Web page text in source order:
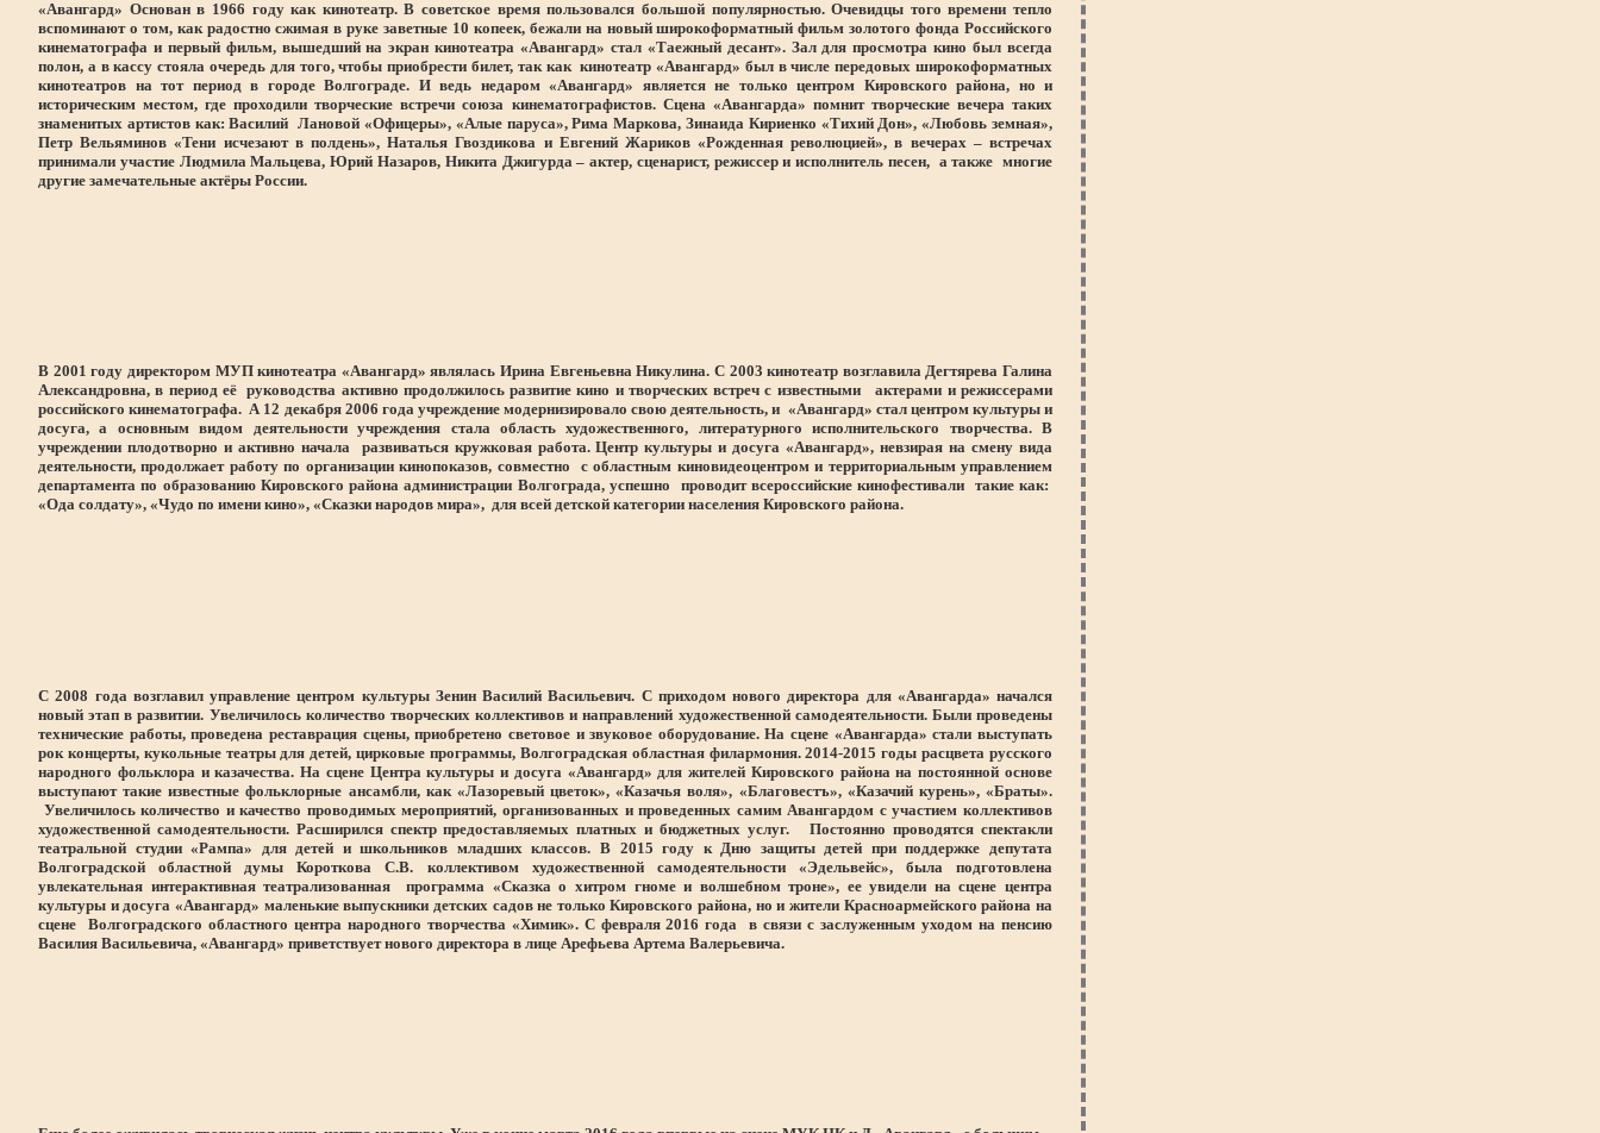
«Авангард» Основан в 1966 году как кинотеатр. В советское время пользовался большой популярностью. Очевидцы того времени тепло
вспоминают о том, как радостно сжимая в руке заветные 10 копеек, бежали на новый широкоформатный фильм золотого фонда Российского
кинематографа и первый фильм, вышедший на экран кинотеатра «Авангард» стал «Таежный десант». Зал для просмотра кино был всегда
полон, а в кассу стояла очередь для того, чтобы приобрести билет, так как кинотеатр «Авангард» был в числе передовых широкоформатных
кинотеатров на тот период в городе Волгограде. И ведь недаром «Авангард» является не только центром Кировского района, но и
историческим местом, где проходили творческие встречи союза кинематографистов. Сцена «Авангарда» помнит творческие вечера таких
знаменитых артистов как: Василий Лановой «Офицеры», «Алые паруса», Рима Маркова, Зинаида Кириенко «Тихий Дон», «Любовь земная»,
Петр Вельяминов «Тени исчезают в полдень», Наталья Гвоздикова и Евгений Жариков «Рожденная революцией», в вечерах – встречах
принимали участие Людмила Мальцева, Юрий Назаров, Никита Джигурда – актер, сценарист, режиссер и исполнитель песен, а также многие
другие замечательные актёры России.
В 2001 году директором МУП кинотеатра «Авангард» являлась Ирина Евгеньевна Никулина. С 2003 кинотеатр возглавила Дегтярева Галина
Александровна, в период её руководства активно продолжилось развитие кино и творческих встреч с известными актерами и режиссерами
российского кинематографа. А 12 декабря 2006 года учреждение модернизировало свою деятельность, и «Авангард» стал центром культуры и
досуга, а основным видом деятельности учреждения стала область художественного, литературного исполнительского творчества. В
учреждении плодотворно и активно начала развиваться кружковая работа. Центр культуры и досуга «Авангард», невзирая на смену вида
деятельности, продолжает работу по организации кинопоказов, совместно с областным киновидеоцентром и территориальным управлением
департамента по образованию Кировского района администрации Волгограда, успешно проводит всероссийские кинофестивали такие как:
«Ода солдату», «Чудо по имени кино», «Сказки народов мира», для всей детской категории населения Кировского района.
С 2008 года возглавил управление центром культуры Зенин Василий Васильевич. С приходом нового директора для «Авангарда» начался
новый этап в развитии. Увеличилось количество творческих коллективов и направлений художественной самодеятельности. Были проведены
технические работы, проведена реставрация сцены, приобретено световое и звуковое оборудование. На сцене «Авангарда» стали выступать
рок концерты, кукольные театры для детей, цирковые программы, Волгоградская областная филармония. 2014-2015 годы расцвета русского
народного фольклора и казачества. На сцене Центра культуры и досуга «Авангард» для жителей Кировского района на постоянной основе
выступают такие известные фольклорные ансамбли, как «Лазоревый цветок», «Казачья воля», «Благовестъ», «Казачий курень», «Браты».
Увеличилось количество и качество проводимых мероприятий, организованных и проведенных самим Авангардом с участием коллективов
художественной самодеятельности. Расширился спектр предоставляемых платных и бюджетных услуг. Постоянно проводятся спектакли
театральной студии «Рампа» для детей и школьников младших классов. В 2015 году к Дню защиты детей при поддержке депутата
Волгоградской областной думы Короткова С.В. коллективом художественной самодеятельности «Эдельвейс», была подготовлена
увлекательная интерактивная театрализованная программа «Сказка о хитром гноме и волшебном троне», ее увидели на сцене центра
культуры и досуга «Авангард» маленькие выпускники детских садов не только Кировского района, но и жители Красноармейского района на
сцене Волгоградского областного центра народного творчества «Химик». С февраля 2016 года в связи с заслуженным уходом на пенсию
Василия Васильевича, «Авангард» приветствует нового директора в лице Арефьева Артема Валерьевича.